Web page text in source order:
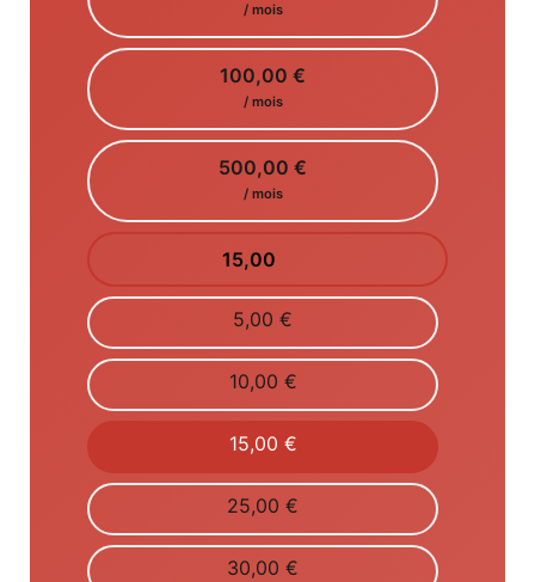
/ mois
100,00 €
/ mois
500,00 €
/ mois
5,00 €
10,00 €
15,00 €
25,00 €
30,00 €